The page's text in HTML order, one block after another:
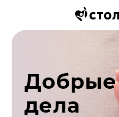
Добрые
дела